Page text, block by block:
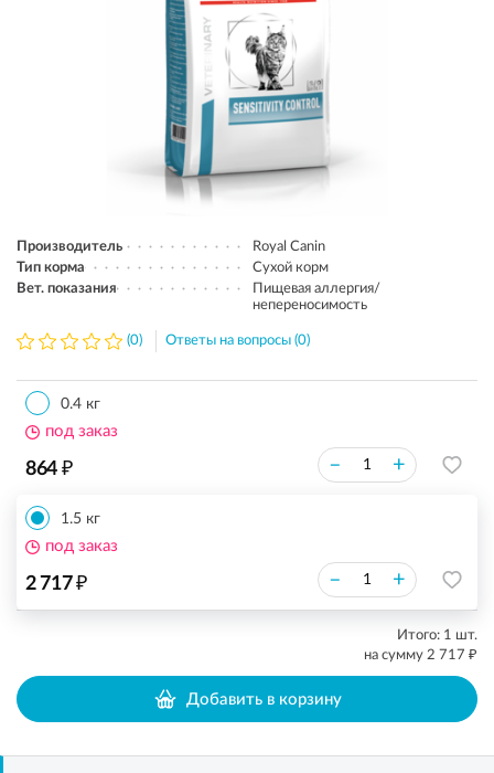
Производитель
Royal Canin
Тип корма
Сухой корм
Вет. показания
Пищевая аллергия/
непереносимость
(0) Ответы на вопросы (0)
0.4 кг
864 ₽ – +
под заказ
1.5 кг
2 717₽ – +
под заказ
Итого: 1 шт.
на сумму 2 717 ₽
Добавить в корзину